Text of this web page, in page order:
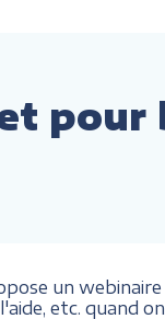
pour
un
etc. quand on